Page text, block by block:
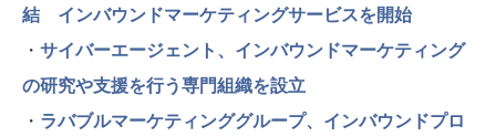
結 インバウンドマーケティングサービスを開始
・ サイバーエージェント、インバウンドマーケティング
の研究や支援を行う専門組織を設立
・ ラバブルマーケティンググループ、インバウンドプロ